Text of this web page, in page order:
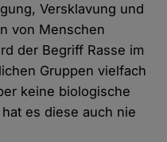
Versklavung und
von Menschen
der Begriff Rasse im
Gruppen vielfach
keine biologische
es diese auch nie